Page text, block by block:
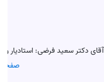
آقای دکتر سعید فرضی: استادیار
صفحه